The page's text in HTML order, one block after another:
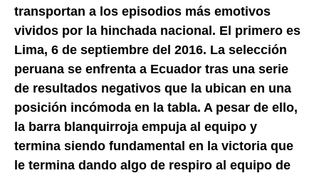
transportan a los episodios más emotivos
vividos por la hinchada nacional. El primero es
Lima, 6 de septiembre del 2016. La selección
peruana se enfrenta a Ecuador tras una serie
de resultados negativos que la ubican en una
posición incómoda en la tabla. A pesar de ello,
la barra blanquirroja empuja al equipo y
termina siendo fundamental en la victoria que
le termina dando algo de respiro al equipo de